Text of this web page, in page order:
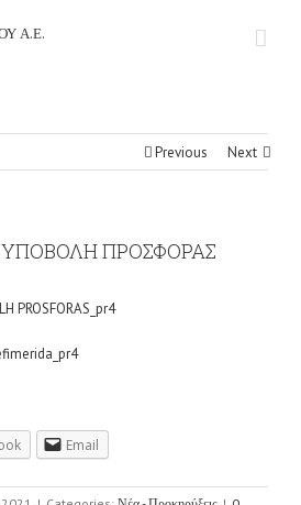
Previous Next
ΠΡΟΣΦΟΡΑΣ
PROSFORAS_pr4
Email